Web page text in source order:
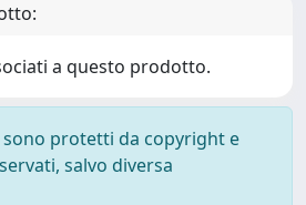
a questo prodotto.
sono protetti da copyright e
salvo diversa